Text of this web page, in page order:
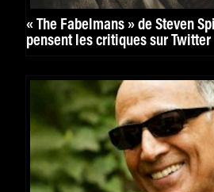
« The Fabelmans » de Steven
pensent les critiques sur Twitter